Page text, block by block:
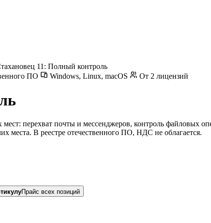
11: Полный контроль
ПО Windows, Linux, macOS От 2 лицензий
мест: перехват почты и мессенджеров, контроль файловых
места. В реестре отечественного ПО, НДС не облагается.
Прайс всех позиций